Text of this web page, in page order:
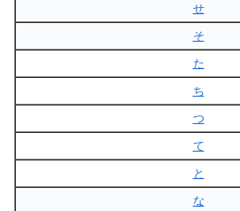
せ
そ
た
ち
つ
て
と
な